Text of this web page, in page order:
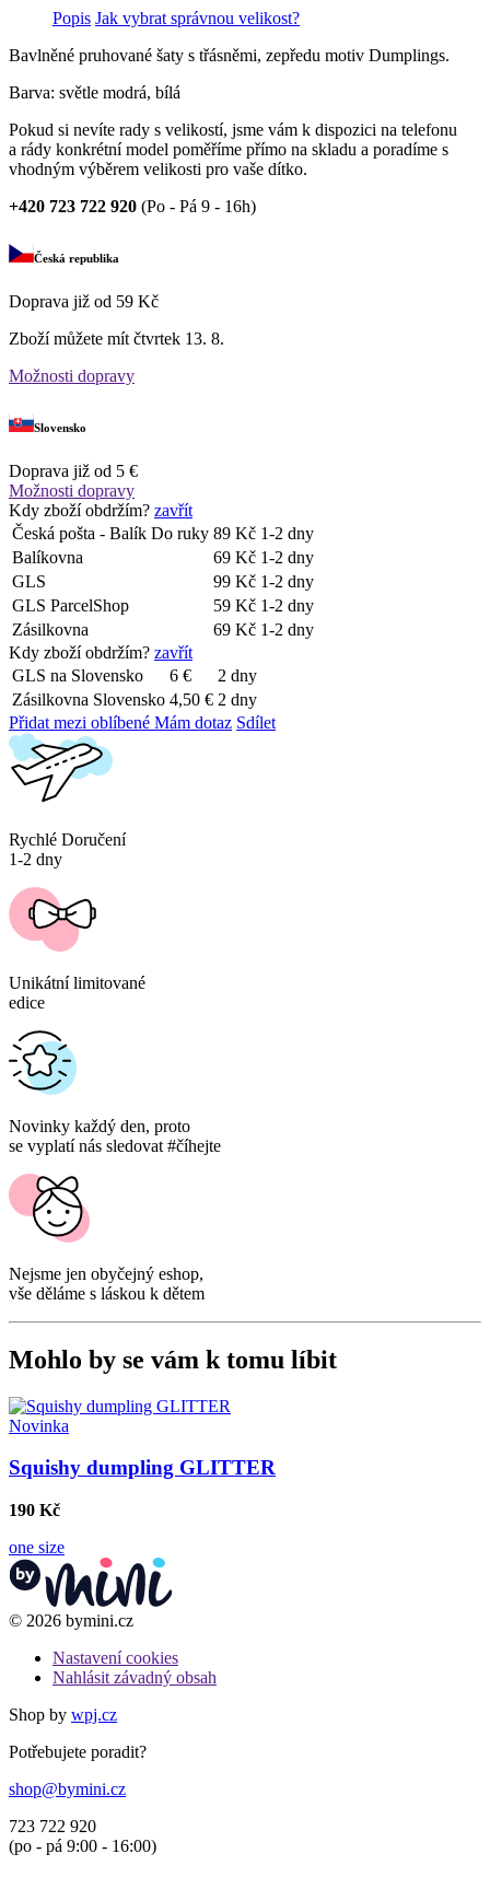
Popis Jak vybrat správnou velikost?
Bavlněné pruhované šaty s třásněmi, zepředu motiv Dumplings.
Barva: světle modrá, bílá
Pokud si nevíte rady s velikostí, jsme vám k dispozici na telefonu
a rády konkrétní model poměříme přímo na skladu a poradíme s
vhodným výběrem velikosti pro vaše dítko.
+420 723 722 920 (Po - Pá 9 - 16h)
Česká republika
Doprava již od 59 Kč
Zboží můžete mít čtvrtek 13. 8.
Možnosti dopravy
Slovensko
Doprava již od 5 €
Možnosti dopravy
Kdy zboží obdržím? zavřít
Česká pošta - Balík Do ruky 89 Kč 1-2 dny
Balíkovna
69 Kč 1-2 dny
GLS
99 Kč 1-2 dny
GLS ParcelShop
59 Kč 1-2 dny
Zásilkovna
69 Kč 1-2 dny
Kdy zboží obdržím? zavřít
GLS na Slovensko
6 €
2 dny
Zásilkovna Slovensko 4,50 € 2 dny
Přidat mezi oblíbené Mám dotaz Sdílet
Rychlé Doručení
1-2 dny
Unikátní limitované
edice
Novinky každý den, proto
se vyplatí nás sledovat #číhejte
Nejsme jen obyčejný eshop,
vše děláme s láskou k dětem
Mohlo by se vám k tomu líbit
Novinka
Squishy dumpling GLITTER
190 Kč
one size
© 2026 bymini.cz
Nastavení cookies
Nahlásit závadný obsah
Shop by wpj.cz
Potřebujete poradit?
shop@bymini.cz
723 722 920
(po - pá 9:00 - 16:00)